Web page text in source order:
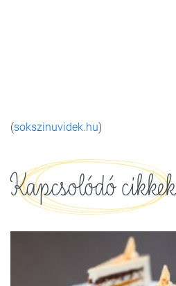
(sokszinuvidek.hu)
Kapcsolódó cikkek